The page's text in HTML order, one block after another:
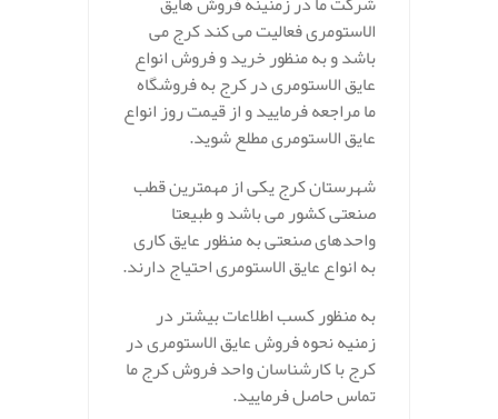
الاستومری فعالیت می کند کرج می
باشد و به منظور خرید و فروش انواع
عایق الاستومری در کرج به فروشگاه
ما مراجعه فرمایید و از قیمت روز انواع
عایق الاستومری مطلع شوید.
شهرستان کرج یکی از مهمترین قطب
صنعتی کشور می باشد و طبیعتا
واحدهای صنعتی به منظور عایق کاری
به انواع عایق الاستومری احتیاج دارند.
به منظور کسب اطلاعات بیشتر در
زمنیه نحوه فروش عایق الاستومری در
کرج با کارشناسان واحد فروش کرج ما
تماس حاصل فرمایید.